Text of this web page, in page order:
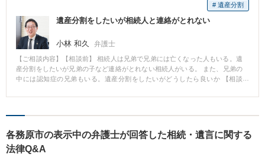
# 遺産分割
遺産分割をしたいが相続人と連絡がとれない
小林 和久 弁護士
【ご相談内容】【相談前】 相続人は兄弟で兄弟には亡くなった人もいる。遺
産分割をしたいが兄弟の子など連絡がとれない相続人がいる。 また、兄弟の
中には認知症の兄弟もいる。遺産分割をしたいがどうしたら良いか 【相談
人がいたため、このままだと遺産分割ができないため、成年後見の申立を行
いことや相続人が高齢で認知症であることはよくあることです。 このような
場合は遺産分割を行うために時間がかかるため早めに相談をして弁護士に依
頼した方が良いでしょう。 特に建物がある場合は遺産分割が進まないことで
各務原市の表示中の弁護士が回答した相続・遺言に関する
法律Q&A